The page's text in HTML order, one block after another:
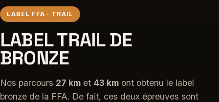
LABEL FFA · TRAIL
LABEL TRAIL DE
BRONZE
Nos parcours 27 km et 43 km ont obtenu le label
bronze de la FFA. De fait, ces deux épreuves sont